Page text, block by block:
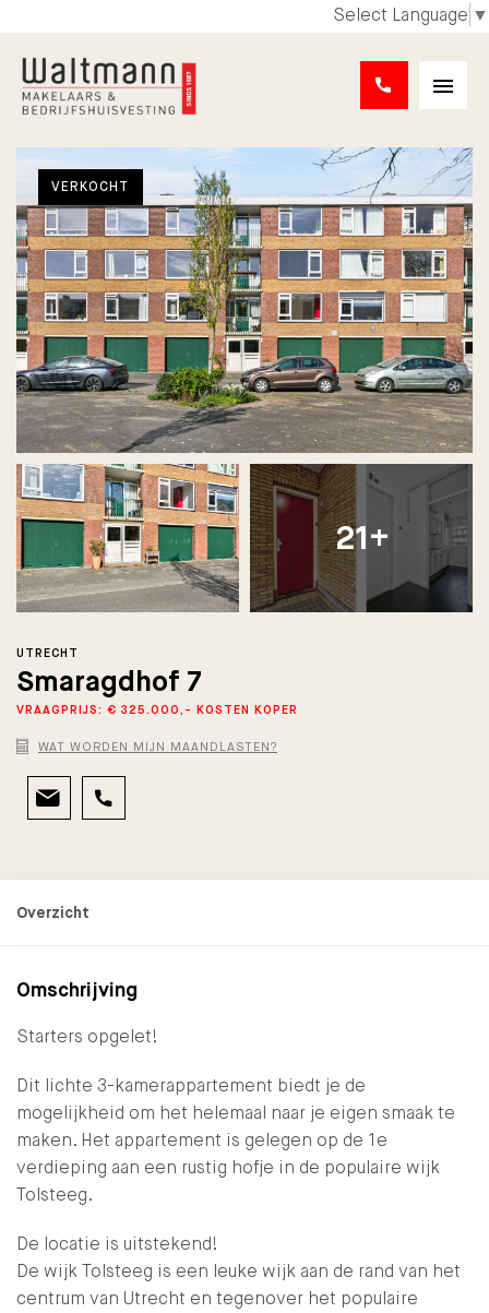
Select Language ▼
VERKOCHT
21+
Smaragdhof 7
UTRECHT
VRAAGPRIJS: € 325.000,- KOSTEN KOPER
WAT WORDEN MIJN MAANDLASTEN?
Omschrijving
Starters opgelet!
Dit lichte 3-kamerappartement biedt je de
mogelijkheid om het helemaal naar je eigen smaak te
maken. Het appartement is gelegen op de 1e
verdieping aan een rustig hofje in de populaire wijk
Tolsteeg.
De locatie is uitstekend!
De wijk Tolsteeg is een leuke wijk aan de rand van het
centrum van Utrecht en tegenover het populaire